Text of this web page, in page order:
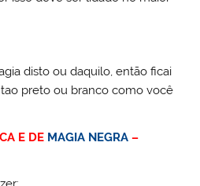
disto ou daquilo, então ficai
preto ou branco como você
E DE MAGIA NEGRA –